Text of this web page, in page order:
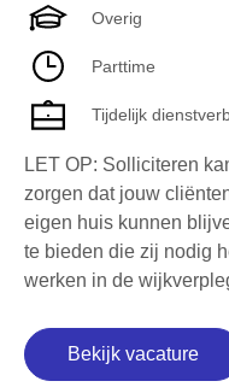
Overig
Parttime
Tijdelijk
LET OP: Solliciteren
zorgen dat jouw
eigen huis kunnen
te bieden die zij nodig
werken in de
Bekijk vacature